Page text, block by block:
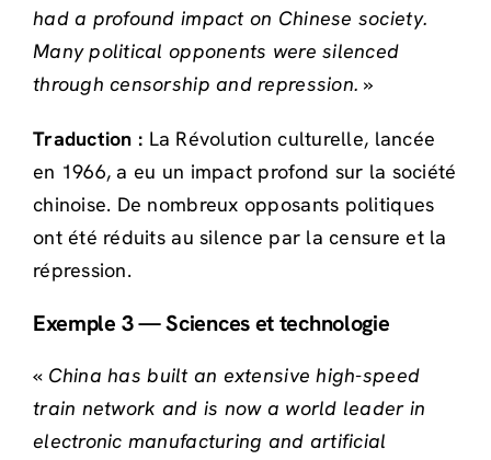
had a profound impact on Chinese society.
Many political opponents were silenced
through censorship and repression. »
Traduction : La Révolution culturelle, lancée
en 1966, a eu un impact profond sur la société
chinoise. De nombreux opposants politiques
ont été réduits au silence par la censure et la
répression.
Exemple 3 — Sciences et technologie
« China has built an extensive high-speed
train network and is now a world leader in
electronic manufacturing and artificial